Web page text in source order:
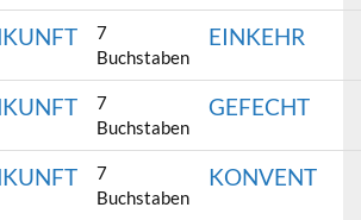
7
Buchstaben
EINKEHR
7
Buchstaben
GEFECHT
7
Buchstaben
KONVENT